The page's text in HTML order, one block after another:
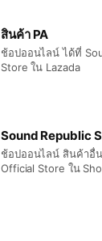
สินค้า PA
ช้อปออนไลน์ ได้ที่
Store ใน Lazada
Sound Republic
ช้อปออนไลน์ สินค้าอื่
Official Store ใน